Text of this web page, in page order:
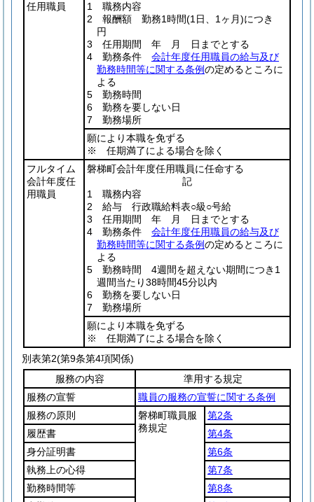
任用職員
1 職務内容
2 報酬額 勤務1時間(1日、1ヶ月)につき
円
3 任用期間 年 月 日までとする
4 勤務条件 会計年度任用職員の給与及び
勤務時間等に関する条例の定めるところに
よる
5 勤務時間
6 勤務を要しない日
7 勤務場所
願により本職を免ずる
※ 任期満了による場合を除く
フルタイム
会計年度任
用職員
磐梯町会計年度任用職員に任命する
記
1 職務内容
2 給与 行政職給料表○級○号給
3 任用期間 年 月 日までとする
4 勤務条件 会計年度任用職員の給与及び
勤務時間等に関する条例の定めるところに
よる
5 勤務時間 4週間を超えない期間につき1
週間当たり38時間45分以内
6 勤務を要しない日
7 勤務場所
願により本職を免ずる
※ 任期満了による場合を除く
別表第2(第9条第4項関係)
服務の内容
準用する規定
服務の宣誓
職員の服務の宣誓に関する条例
服務の原則
磐梯町職員服
務規定
第2条
履歴書
第4条
身分証明書
第6条
執務上の心得
第7条
勤務時間等
第8条